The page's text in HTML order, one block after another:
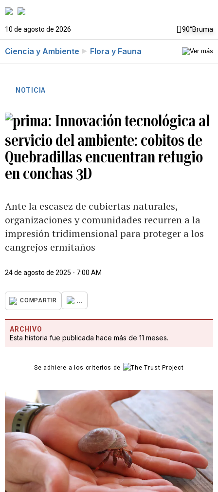
10 de agosto de 2026 90°Bruma
Ciencia y Ambiente Flora y Fauna
NOTICIA
Innovación tecnológica al
servicio del ambiente: cobitos de
Quebradillas encuentran refugio
en conchas 3D
Ante la escasez de cubiertas naturales,
organizaciones y comunidades recurren a la
impresión tridimensional para proteger a los
cangrejos ermitaños
24 de agosto de 2025 - 7:00 AM
COMPARTIR ...
ARCHIVO
Esta historia fue publicada hace más de 11 meses.
Se adhiere a los criterios de